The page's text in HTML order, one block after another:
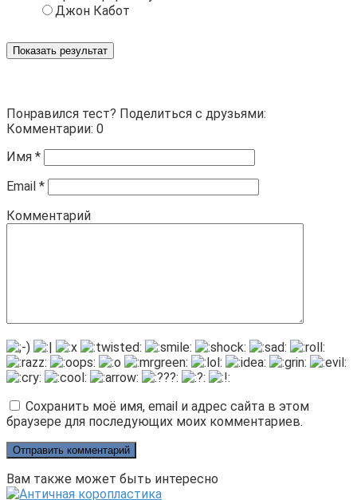
Джон Кабот
Показать результат
Понравился тест? Поделиться с друзьями:
Комментарии: 0
Имя *
Email *
Комментарий
Сохранить моё имя, email и адрес сайта в этом
браузере для последующих моих комментариев.
Вам также может быть интересно